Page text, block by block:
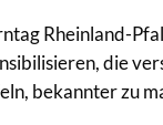
Rheinland-
die
bekannter zu